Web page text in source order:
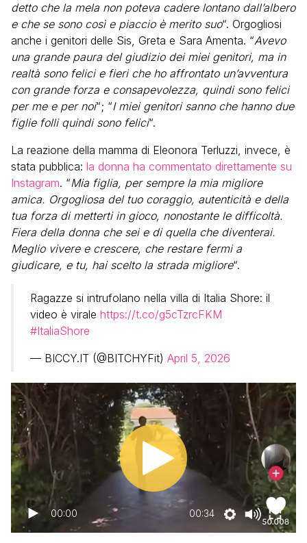
detto che la mela non poteva cadere lontano dall’albero
e che se sono così e piaccio è merito suo“. Orgogliosi
anche i genitori delle Sis, Greta e Sara Amenta. “Avevo
una grande paura del giudizio dei miei genitori, ma in
realtà sono felici e fieri che ho affrontato un’avventura
con grande forza e consapevolezza, quindi sono felici
per me e per noi“; “I miei genitori sanno che hanno due
figlie folli quindi sono felici“.
La reazione della mamma di Eleonora Terluzzi, invece, è
stata pubblica: la donna ha commentato direttamente su
Instagram. “Mia figlia, per sempre la mia migliore
amica. Orgogliosa del tuo coraggio, autenticità e della
tua forza di metterti in gioco, nonostante le difficoltà.
Fiera della donna che sei e di quella che diventerai.
Meglio vivere e crescere, che restare fermi a
giudicare, e tu, hai scelto la strada migliore“.
Ragazze si intrufolano nella villa di Italia Shore: il
video è virale https://t.co/g5cTzrcFKM
#ItaliaShore
— BICCY.IT (@BITCHYFit) April 5, 2026
00:00 00:34